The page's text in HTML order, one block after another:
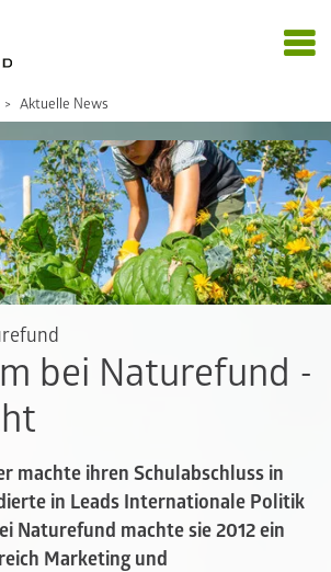
Aktuelle News
bei Naturefund -
machte ihren Schulabschluss in
in Leads Internationale Politik
Naturefund machte sie 2012 ein
Marketing und